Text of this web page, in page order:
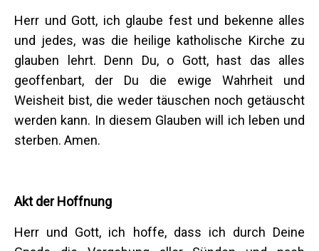
Herr und Gott, ich glaube fest und bekenne alles
und jedes, was die heilige katholische Kirche zu
glauben lehrt. Denn Du, o Gott, hast das alles
geoffenbart, der Du die ewige Wahrheit und
Weisheit bist, die weder täuschen noch getäuscht
werden kann. In diesem Glauben will ich leben und
sterben. Amen.
Akt der Hoffnung
Herr und Gott, ich hoffe, dass ich durch Deine